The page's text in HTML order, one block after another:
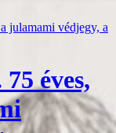
éves,